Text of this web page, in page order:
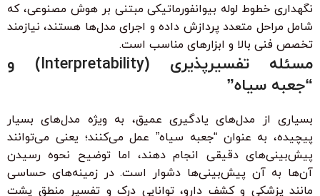
نگهداری خطوط لوله بیوانفورماتیکی مبتنی بر هوش مصنوعی، که
شامل مراحل متعدد پردازش داده و اجرای مدل‌ها هستند، نیازمند
تخصص فنی بالا و ابزارهای مناسب است.
مسئله تفسیرپذیری (Interpretability) و
“جعبه سیاه”
بسیاری از مدل‌های یادگیری عمیق، به ویژه مدل‌های بسیار
پیچیده، به عنوان “جعبه سیاه” عمل می‌کنند؛ یعنی می‌توانند
پیش‌بینی‌های دقیقی انجام دهند، اما توضیح نحوه رسیدن
آن‌ها به آن پیش‌بینی‌ها دشوار است. در زمینه‌های حساسی
مانند پزشکی و کشف دارو، توانایی درک و تفسیر منطق پشت